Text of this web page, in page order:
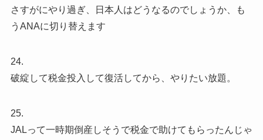
さすがにやり過ぎ、日本人はどうなるのでしょうか、も
うANAに切り替えます
24.
破綻して税金投入して復活してから、やりたい放題。
25.
JALって一時期倒産しそうで税金で助けてもらったんじゃ